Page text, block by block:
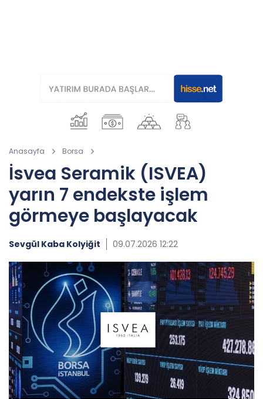
Anasayfa Borsa
İsvea Seramik (ISVEA)
yarın 7 endekste işlem
görmeye başlayacak
Sevgül Kaba Kolyiğit 09.07.2026 12:22